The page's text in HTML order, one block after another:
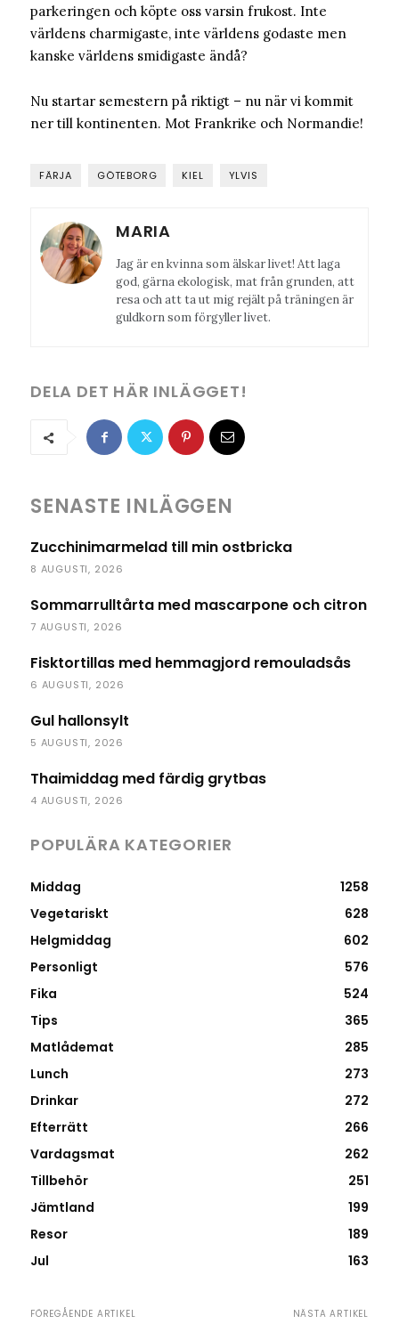
parkeringen och köpte oss varsin frukost. Inte
världens charmigaste, inte världens godaste men
kanske världens smidigaste ändå?
Nu startar semestern på riktigt – nu när vi kommit
ner till kontinenten. Mot Frankrike och Normandie!
FÄRJA GÖTEBORG KIEL YLVIS
MARIA
Jag är en kvinna som älskar livet! Att laga
god, gärna ekologisk, mat från grunden, att
resa och att ta ut mig rejält på träningen är
guldkorn som förgyller livet.
DELA DET HÄR INLÄGGET!
SENASTE INLÄGGEN
Zucchinimarmelad till min ostbricka
8 AUGUSTI, 2026
Sommarrulltårta med mascarpone och citron
7 AUGUSTI, 2026
Fisktortillas med hemmagjord remouladsås
6 AUGUSTI, 2026
Gul hallonsylt
5 AUGUSTI, 2026
Thaimiddag med färdig grytbas
4 AUGUSTI, 2026
POPULÄRA KATEGORIER
Middag
1258
Vegetariskt
628
Helgmiddag
602
Personligt
576
Fika
524
Tips
365
Matlådemat
285
Lunch
273
Drinkar
272
Efterrätt
266
Vardagsmat
262
Tillbehör
251
Jämtland
199
Resor
189
Jul
163
FÖREGÅENDE ARTIKEL NÄSTA ARTIKEL